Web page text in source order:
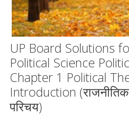
UP Board Solutions
Political Science
Chapter 1 Political
Introduction (राजनीतिक
परिचय)